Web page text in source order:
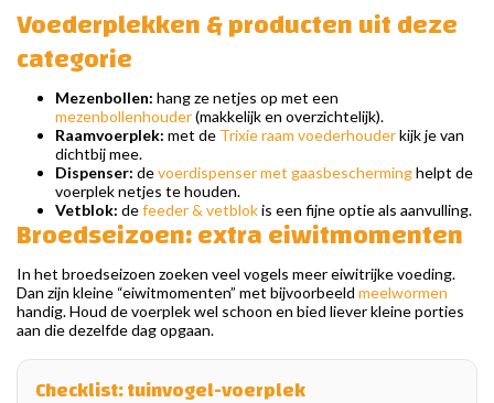
Voederplekken & producten uit deze
categorie
Mezenbollen: hang ze netjes op met een
mezenbollenhouder(makkelijk en overzichtelijk).
Raamvoerplek: met de Trixie raam voederhouderkijk je van
dichtbij mee.
Dispenser: devoerdispenser met gaasbescherminghelpt de
voerplek netjes te houden.
Vetblok: defeeder & vetblokis een fijne optie als aanvulling.
Broedseizoen: extra eiwitmomenten
In het broedseizoen zoeken veel vogels meer eiwitrijke voeding.
Dan zijn kleine “eiwitmomenten” met bijvoorbeeld meelwormen
handig. Houd de voerplek wel schoon en bied liever kleine porties
aan die dezelfde dag opgaan.
Checklist: tuinvogel-voerplek